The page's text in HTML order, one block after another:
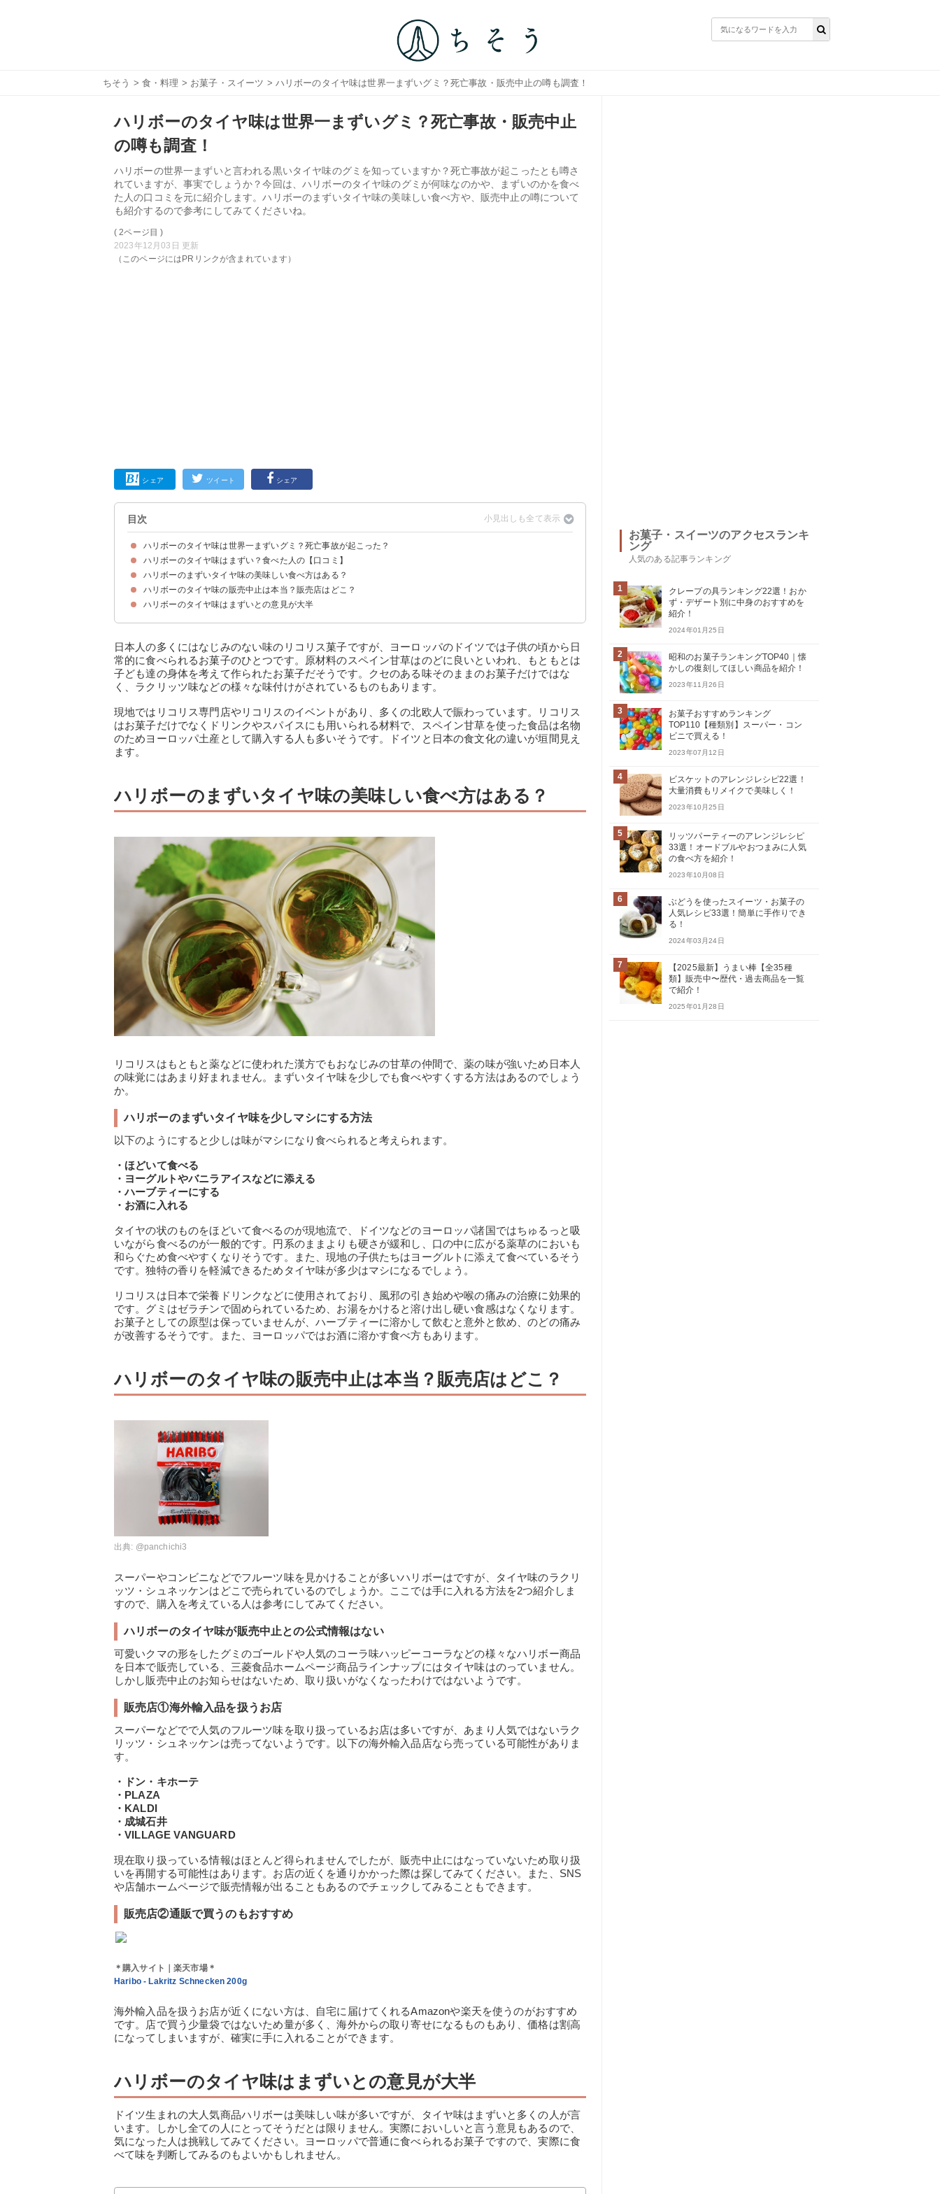
ちそう > 食・料理 > お菓子・スイーツ > ハリボーのタイヤ味は世界一まずいグミ？死亡事故・販売中止の噂も調査！
ハリボーのタイヤ味は世界一まずいグミ？死亡事故・販売中止
の噂も調査！
ハリボーの世界一まずいと言われる黒いタイヤ味のグミを知っていますか？死亡事故が起こったとも噂さ
れていますが、事実でしょうか？今回は、ハリボーのタイヤ味のグミが何味なのかや、まずいのかを食べ
た人の口コミを元に紹介します。ハリボーのまずいタイヤ味の美味しい食べ方や、販売中止の噂について
も紹介するので参考にしてみてくださいね。
( 2ページ目 )
2023年12月03日 更新
（このページにはPRリンクが含まれています）
シェア ツイート シェア
目次
ハリボーのタイヤ味は世界一まずいグミ？死亡事故が起こった？
ハリボーのまずいタイヤ味の正体は「ラクリッツ・シュネッケン」
ハリボーのタイヤ味の食べ過ぎで死亡事故が起こったのは恐らく事実
ハリボーのタイヤ味はまずい？食べた人の【口コミ】
ハリボーのタイヤ味はまずいとの口コミが大半
ハリボーのタイヤ味には美味しいという意見もある
ハリボーのタイヤ味はドイツでは美味しく食べられている
ハリボーのまずいタイヤ味の美味しい食べ方はある？
ハリボーのまずいタイヤ味を少しマシにする方法
ハリボーのタイヤ味の販売中止は本当？販売店はどこ？
ハリボーのタイヤ味が販売中止との公式情報はない
販売店①海外輸入品を扱うお店
販売店②通販で買うのもおすすめ
ハリボーのタイヤ味はまずいとの意見が大半
日本人の多くにはなじみのない味のリコリス菓子ですが、ヨーロッパのドイツでは子供の頃から日
常的に食べられるお菓子のひとつです。原材料のスペイン甘草はのどに良いといわれ、もともとは
子ども達の身体を考えて作られたお菓子だそうです。クセのある味そのままのお菓子だけではな
く、ラクリッツ味などの様々な味付けがされているものもあります。
現地ではリコリス専門店やリコリスのイベントがあり、多くの北欧人で賑わっています。リコリス
はお菓子だけでなくドリンクやスパイスにも用いられる材料で、スペイン甘草を使った食品は名物
のためヨーロッパ土産として購入する人も多いそうです。ドイツと日本の食文化の違いが垣間見え
ます。
ハリボーのまずいタイヤ味の美味しい食べ方はある？
リコリスはもともと薬などに使われた漢方でもおなじみの甘草の仲間で、薬の味が強いため日本人
の味覚にはあまり好まれません。まずいタイヤ味を少しでも食べやすくする方法はあるのでしょう
か。
ハリボーのまずいタイヤ味を少しマシにする方法
以下のようにすると少しは味がマシになり食べられると考えられます。
・ほどいて食べる
・ヨーグルトやバニラアイスなどに添える
・ハーブティーにする
・お酒に入れる
タイヤの状のものをほどいて食べるのが現地流で、ドイツなどのヨーロッパ諸国ではちゅるっと吸
いながら食べるのが一般的です。円系のままよりも硬さが緩和し、口の中に広がる薬草のにおいも
和らぐため食べやすくなりそうです。また、現地の子供たちはヨーグルトに添えて食べているそう
です。独特の香りを軽減できるためタイヤ味が多少はマシになるでしょう。
リコリスは日本で栄養ドリンクなどに使用されており、風邪の引き始めや喉の痛みの治療に効果的
です。グミはゼラチンで固められているため、お湯をかけると溶け出し硬い食感はなくなります。
お菓子としての原型は保っていませんが、ハーブティーに溶かして飲むと意外と飲め、のどの痛み
が改善するそうです。また、ヨーロッパではお酒に溶かす食べ方もあります。
ハリボーのタイヤ味の販売中止は本当？販売店はどこ？
出典: @panchichi3
スーパーやコンビニなどでフルーツ味を見かけることが多いハリボーはですが、タイヤ味のラクリ
ッツ・シュネッケンはどこで売られているのでしょうか。ここでは手に入れる方法を2つ紹介しま
すので、購入を考えている人は参考にしてみてください。
ハリボーのタイヤ味が販売中止との公式情報はない
可愛いクマの形をしたグミのゴールドや人気のコーラ味ハッピーコーラなどの様々なハリボー商品
を日本で販売している、三菱食品ホームページ商品ラインナップにはタイヤ味はのっていません。
しかし販売中止のお知らせはないため、取り扱いがなくなったわけではないようです。
販売店①海外輸入品を扱うお店
スーパーなどでで人気のフルーツ味を取り扱っているお店は多いですが、あまり人気ではないラク
リッツ・シュネッケンは売ってないようです。以下の海外輸入品店なら売っている可能性がありま
す。
・ドン・キホーテ
・PLAZA
・KALDI
・成城石井
・VILLAGE VANGUARD
現在取り扱っている情報はほとんど得られませんでしたが、販売中止にはなっていないため取り扱
いを再開する可能性はあります。お店の近くを通りかかった際は探してみてください。また、SNS
や店舗ホームページで販売情報が出ることもあるのでチェックしてみることもできます。
販売店②通販で買うのもおすすめ
＊購入サイト｜楽天市場＊
Haribo - Lakritz Schnecken 200g
海外輸入品を扱うお店が近くにない方は、自宅に届けてくれるAmazonや楽天を使うのがおすすめ
です。店で買う少量袋ではないため量が多く、海外からの取り寄せになるものもあり、価格は割高
になってしまいますが、確実に手に入れることができます。
ハリボーのタイヤ味はまずいとの意見が大半
ドイツ生まれの大人気商品ハリボーは美味しい味が多いですが、タイヤ味はまずいと多くの人が言
います。しかし全ての人にとってそうだとは限りません。実際においしいと言う意見もあるので、
気になった人は挑戦してみてください。ヨーロッパで普通に食べられるお菓子ですので、実際に食
べて味を判断してみるのもよいかもしれません。
お菓子・スイーツのアクセスランキ
ング
人気のある記事ランキング
1
クレープの具ランキング22選！おか
ず・デザート別に中身のおすすめを
紹介！
2024年01月25日
2
昭和のお菓子ランキングTOP40｜懐
かしの復刻してほしい商品を紹介！
2023年11月26日
3
お菓子おすすめランキング
TOP110【種類別】スーパー・コン
ビニで買える！
2023年07月12日
4
ビスケットのアレンジレシピ22選！
大量消費もリメイクで美味しく！
2023年10月25日
5
リッツパーティーのアレンジレシピ
33選！オードブルやおつまみに人気
の食べ方を紹介！
2023年10月08日
6
ぶどうを使ったスイーツ・お菓子の
人気レシピ33選！簡単に手作りでき
る！
2024年03月24日
7
【2025最新】うまい棒【全35種
類】販売中〜歴代・過去商品を一覧
で紹介！
2025年01月28日